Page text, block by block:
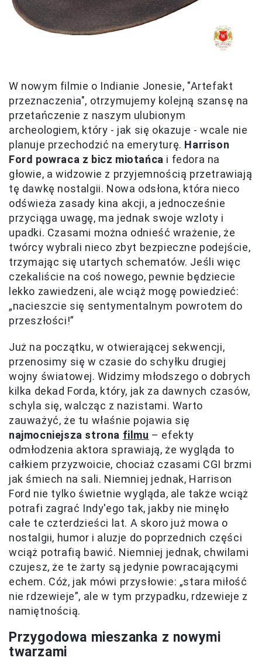
W nowym filmie o Indianie Jonesie, "Artefakt
przeznaczenia", otrzymujemy kolejną szansę na
przetańczenie z naszym ulubionym
archeologiem, który - jak się okazuje - wcale nie
planuje przechodzić na emeryturę. Harrison
Ford powraca z bicz miotańca i fedora na
głowie, a widzowie z przyjemnością przetrawiają
tę dawkę nostalgii. Nowa odsłona, która nieco
odświeża zasady kina akcji, a jednocześnie
przyciąga uwagę, ma jednak swoje wzloty i
upadki. Czasami można odnieść wrażenie, że
twórcy wybrali nieco zbyt bezpieczne podejście,
trzymając się utartych schematów. Jeśli więc
czekaliście na coś nowego, pewnie będziecie
lekko zawiedzeni, ale wciąż mogę powiedzieć:
„nacieszcie się sentymentalnym powrotem do
przeszłości!”
Już na początku, w otwierającej sekwencji,
przenosimy się w czasie do schyłku drugiej
wojny światowej. Widzimy młodszego o dobrych
kilka dekad Forda, który, jak za dawnych czasów,
schyla się, walcząc z nazistami. Warto
zauważyć, że tu właśnie pojawia się
najmocniejsza strona filmu – efekty
odmłodzenia aktora sprawiają, że wygląda to
całkiem przyzwoicie, chociaż czasami CGI brzmi
jak śmiech na sali. Niemniej jednak, Harrison
Ford nie tylko świetnie wygląda, ale także wciąż
potrafi zagrać Indy'ego tak, jakby nie minęło
całe te czterdzieści lat. A skoro już mowa o
nostalgii, humor i aluzje do poprzednich części
wciąż potrafią bawić. Niemniej jednak, chwilami
czujesz, że te żarty są jedynie powracającymi
echem. Cóż, jak mówi przysłowie: „stara miłość
nie rdzewieje”, ale w tym przypadku, rdzewieje z
namiętnością.
Przygodowa mieszanka z nowymi
twarzami